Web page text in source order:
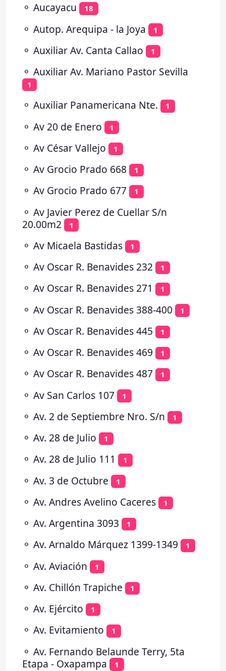
⚬ Aucayacu 18
⚬ Autop. Arequipa - la Joya 1
⚬ Auxiliar Av. Canta Callao 1
⚬ Auxiliar Av. Mariano Pastor Sevilla
1
⚬ Auxiliar Panamericana Nte. 1
⚬ Av 20 de Enero 1
⚬ Av César Vallejo 1
⚬ Av Grocio Prado 668 1
⚬ Av Grocio Prado 677 1
⚬ Av Javier Perez de Cuellar S/n
20.00m2
1
⚬ Av Micaela Bastidas 1
⚬ Av Oscar R. Benavides 232 1
⚬ Av Oscar R. Benavides 271 1
⚬ Av Oscar R. Benavides 388-400 1
⚬ Av Oscar R. Benavides 445 1
⚬ Av Oscar R. Benavides 469 1
⚬ Av Oscar R. Benavides 487 1
⚬ Av San Carlos 107 1
⚬ Av. 2 de Septiembre Nro. S/n 1
⚬ Av. 28 de Julio 1
⚬ Av. 28 de Julio 111 1
⚬ Av. 3 de Octubre 1
⚬ Av. Andres Avelino Caceres 1
⚬ Av. Argentina 3093 1
⚬ Av. Arnaldo Márquez 1399-1349 1
⚬ Av. Aviación 1
⚬ Av. Chillón Trapiche 1
⚬ Av. Ejército 1
⚬ Av. Evitamiento 1
⚬ Av. Fernando Belaunde Terry, 5ta
Etapa - Oxapampa
1